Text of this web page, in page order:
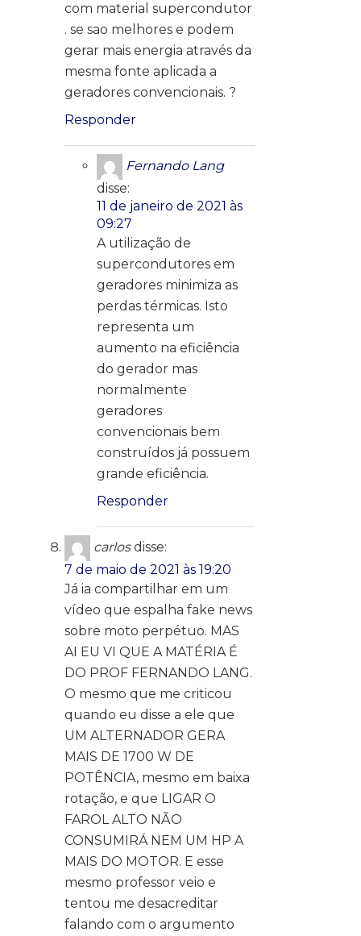
com material supercondutor
. se sao melhores e podem
gerar mais energia através da
mesma fonte aplicada a
geradores convencionais. ?
Responder
Fernando Lang
disse:
11 de janeiro de 2021 às
09:27
A utilização de
supercondutores em
geradores minimiza as
perdas térmicas. Isto
representa um
aumento na eficiência
do gerador mas
normalmente
geradores
convencionais bem
construídos já possuem
grande eficiência.
Responder
carlos disse:
7 de maio de 2021 às 19:20
Já ia compartilhar em um
vídeo que espalha fake news
sobre moto perpétuo. MAS
AI EU VI QUE A MATÉRIA É
DO PROF FERNANDO LANG.
O mesmo que me criticou
quando eu disse a ele que
UM ALTERNADOR GERA
MAIS DE 1700 W DE
POTÊNCIA, mesmo em baixa
rotação, e que LIGAR O
FAROL ALTO NÃO
CONSUMIRÁ NEM UM HP A
MAIS DO MOTOR. E esse
mesmo professor veio e
tentou me desacreditar
falando com o argumento